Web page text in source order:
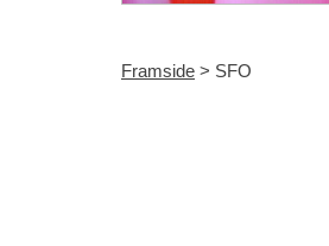
Framside > SFO